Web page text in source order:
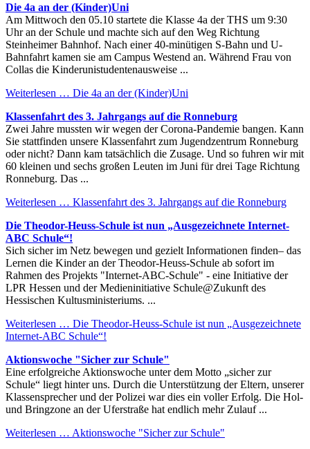
Die 4a an der (Kinder)Uni
Am Mittwoch den 05.10 startete die Klasse 4a der THS um 9:30
Uhr an der Schule und machte sich auf den Weg Richtung
Steinheimer Bahnhof. Nach einer 40-minütigen S-Bahn und U-
Bahnfahrt kamen sie am Campus Westend an. Während Frau von
Collas die Kinderunistudentenausweise ...
Weiterlesen … Die 4a an der (Kinder)Uni
Klassenfahrt des 3. Jahrgangs auf die Ronneburg
Zwei Jahre mussten wir wegen der Corona-Pandemie bangen. Kann
Sie stattfinden unsere Klassenfahrt zum Jugendzentrum Ronneburg
oder nicht? Dann kam tatsächlich die Zusage. Und so fuhren wir mit
60 kleinen und sechs großen Leuten im Juni für drei Tage Richtung
Ronneburg. Das ...
Weiterlesen … Klassenfahrt des 3. Jahrgangs auf die Ronneburg
Die Theodor-Heuss-Schule ist nun „Ausgezeichnete Internet-
ABC Schule“!
Sich sicher im Netz bewegen und gezielt Informationen finden– das
Lernen die Kinder an der Theodor-Heuss-Schule ab sofort im
Rahmen des Projekts "Internet-ABC-Schule" - eine Initiative der
LPR Hessen und der Medieninitiative Schule@Zukunft des
Hessischen Kultusministeriums. ...
Weiterlesen … Die Theodor-Heuss-Schule ist nun „Ausgezeichnete
Internet-ABC Schule“!
Aktionswoche "Sicher zur Schule"
Eine erfolgreiche Aktionswoche unter dem Motto „sicher zur
Schule“ liegt hinter uns. Durch die Unterstützung der Eltern, unserer
Klassensprecher und der Polizei war dies ein voller Erfolg. Die Hol-
und Bringzone an der Uferstraße hat endlich mehr Zulauf ...
Weiterlesen … Aktionswoche "Sicher zur Schule"